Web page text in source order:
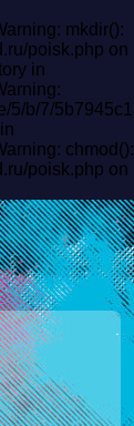
mkdir():
poisk.php on
in
b/7/
chmod():
poisk.php on